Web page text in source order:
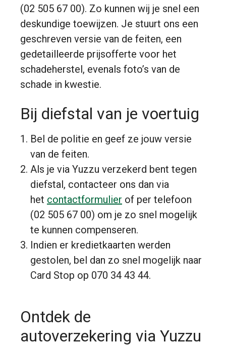
(02 505 67 00). Zo kunnen wij je snel een
deskundige toewijzen. Je stuurt ons een
geschreven versie van de feiten, een
gedetailleerde prijsofferte voor het
schadeherstel, evenals foto’s van de
schade in kwestie.
Bij diefstal van je voertuig
Bel de politie en geef ze jouw versie
van de feiten.
Als je via Yuzzu verzekerd bent tegen
diefstal, contacteer ons dan via
het contactformulier of per telefoon
(02 505 67 00) om je zo snel mogelijk
te kunnen compenseren.
Indien er kredietkaarten werden
gestolen, bel dan zo snel mogelijk naar
Card Stop op 070 34 43 44.
Ontdek de
autoverzekering via Yuzzu